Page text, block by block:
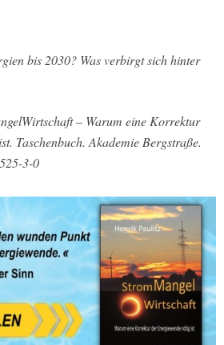
bis 2030? Was verbirgt sich hinter
– Warum eine Korrektur
Taschenbuch. Akademie Bergstraße.
3-0